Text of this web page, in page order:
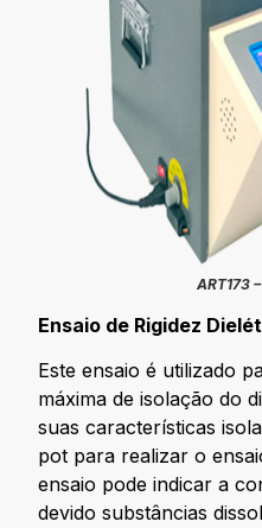
ART173
Ensaio de Rigidez
Este ensaio é utilizado
máxima de isolação do
suas características
pot para realizar o
ensaio pode indicar a
devido substâncias